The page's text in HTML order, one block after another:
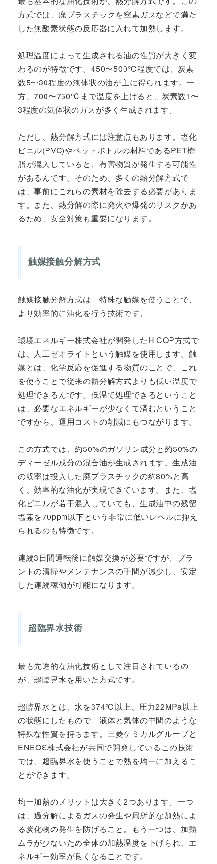
方式では、廃プラスチックを窒素ガスなどで満た
した無酸素状態の反応器に入れて加熱します。
処理温度によって生成される油の性質が大きく変
わるのが特徴です。450〜500℃程度では、炭素
数5〜30程度の液体状の油が主に得られます。一
方、700〜750℃まで温度を上げると、炭素数1〜
3程度の気体状のガスが多く生成されます。
ただし、熱分解方式には注意点もあります。塩化
ビニル(PVC)やペットボトルの材料であるPET樹
脂が混入していると、有害物質が発生する可能性
があるんです。そのため、多くの熱分解方式で
は、事前にこれらの素材を除去する必要がありま
す。また、熱分解の際に発火や爆発のリスクがあ
るため、安全対策も重要になります。
触媒接触分解方式
触媒接触分解方式は、特殊な触媒を使うことで、
より効率的に油化を行う技術です。
環境エネルギー株式会社が開発したHiCOP方式で
は、人工ゼオライトという触媒を使用します。触
媒とは、化学反応を促進する物質のことで、これ
を使うことで従来の熱分解方式よりも低い温度で
処理できるんです。低温で処理できるということ
は、必要なエネルギーが少なくて済むということ
ですから、運用コストの削減にもつながります。
この方式では、約50%のガソリン成分と約50%の
ディーゼル成分の混合油が生成されます。生成油
の収率は投入した廃プラスチックの約80%と高
く、効率的な油化が実現できています。また、塩
化ビニルが若干混入していても、生成油中の残留
塩素を70ppm以下という非常に低いレベルに抑え
られるのも特徴です。
連続3日間運転後に触媒交換が必要ですが、プラ
ントの清掃やメンテナンスの手間が減少し、安定
した連続稼働が可能になります。
超臨界水技術
最も先進的な油化技術として注目されているの
が、超臨界水を用いた方式です。
超臨界水とは、水を374℃以上、圧力22MPa以上
の状態にしたもので、液体と気体の中間のような
特殊な性質を持ちます。三菱ケミカルグループと
ENEOS株式会社が共同で開発しているこの技術
では、超臨界水を使うことで熱を均一に加えるこ
とができます。
均一加熱のメリットは大きく2つあります。一つ
は、過分解によるガスの発生や局所的な加熱によ
る炭化物の発生を防げること。もう一つは、加熱
ムラが少ないため全体の加熱温度を下げられ、エ
ネルギー効率が良くなることです。